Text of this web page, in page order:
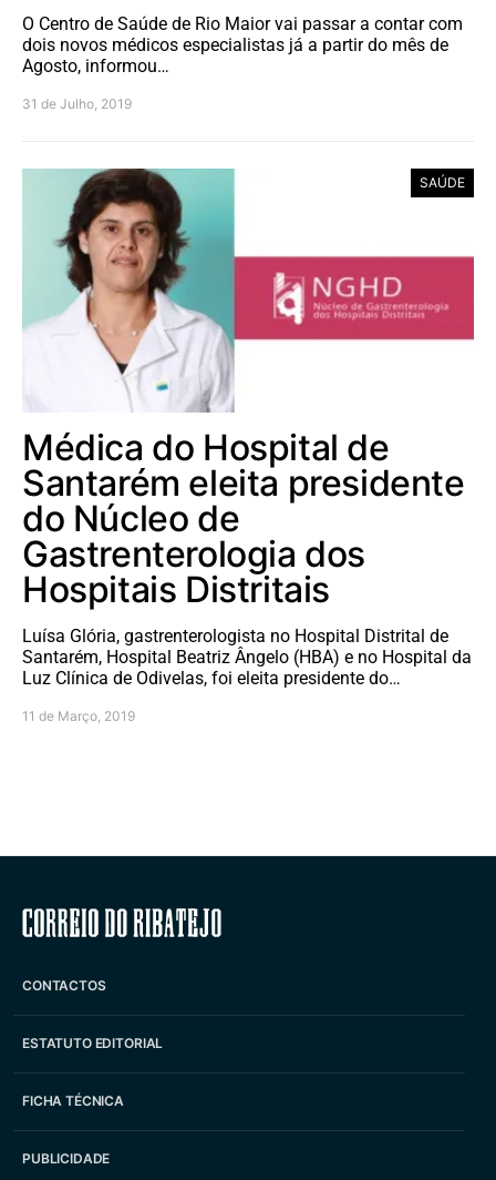
O Centro de Saúde de Rio Maior vai passar a contar com
dois novos médicos especialistas já a partir do mês de
Agosto, informou…
31 de Julho, 2019
SAÚDE
Médica do Hospital de
Santarém eleita presidente
do Núcleo de
Gastrenterologia dos
Hospitais Distritais
Luísa Glória, gastrenterologista no Hospital Distrital de
Santarém, Hospital Beatriz Ângelo (HBA) e no Hospital da
Luz Clínica de Odivelas, foi eleita presidente do…
11 de Março, 2019
Correio do Ribatejo
CONTACTOS
ESTATUTO EDITORIAL
FICHA TÉCNICA
PUBLICIDADE